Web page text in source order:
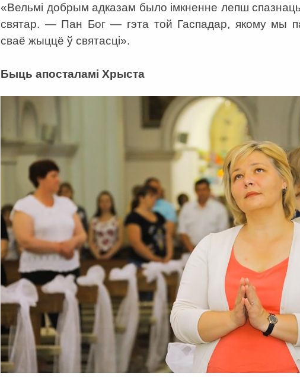
«Вельмі добрым адказам было імкненне лепш
святар. — Пан Бог — гэта той Гаспадар, якому мы
сваё жыццё ў святасці».
Быць апосталамі Хрыста